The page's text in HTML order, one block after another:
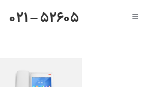
to
Toggle
021 – 52605